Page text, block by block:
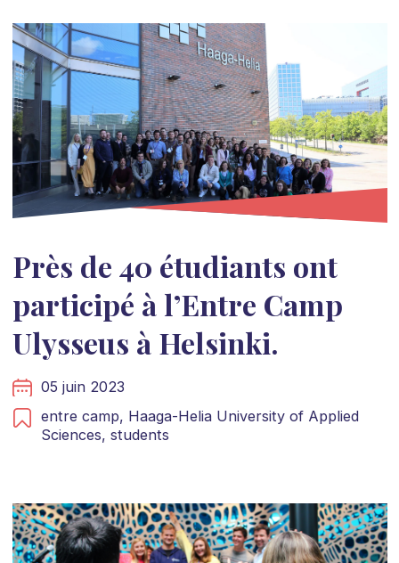
Près de 40 étudiants ont
participé à l’Entre Camp
Ulysseus à Helsinki.
05 juin 2023
entre camp, Haaga-Helia University of Applied
Sciences, students